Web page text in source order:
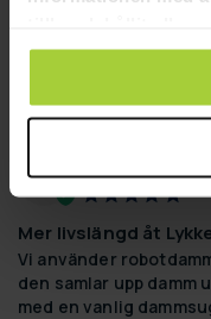
använt deras
A
Mer livslängd åt
Vi använder
den samlar upp damm
med en vanlig